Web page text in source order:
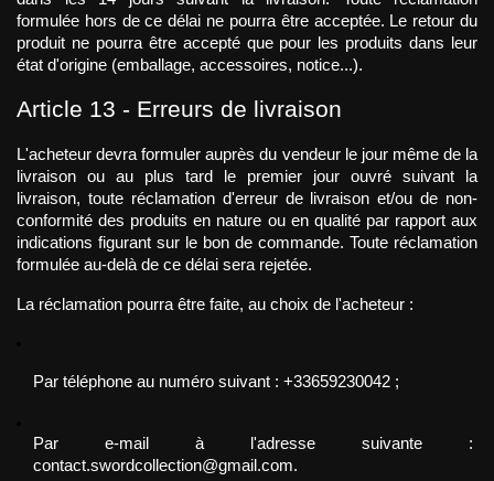
formulée hors de ce délai ne pourra être acceptée. Le retour du
produit ne pourra être accepté que pour les produits dans leur
état d'origine (emballage, accessoires, notice...).
Article 13 - Erreurs de livraison
L'acheteur devra formuler auprès du vendeur le jour même de la
livraison ou au plus tard le premier jour ouvré suivant la
livraison, toute réclamation d'erreur de livraison et/ou de non-
conformité des produits en nature ou en qualité par rapport aux
indications figurant sur le bon de commande. Toute réclamation
formulée au-delà de ce délai sera rejetée.
La réclamation pourra être faite, au choix de l'acheteur :
Par téléphone au numéro suivant : +33659230042 ;
Par e-mail à l'adresse suivante :
contact.swordcollection@gmail.com.